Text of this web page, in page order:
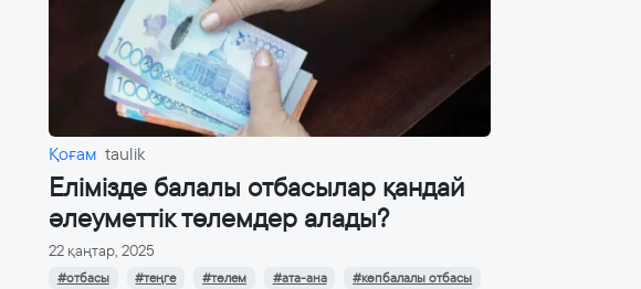
Қоғам taulik
Елімізде балалы отбасылар қандай
әлеуметтік төлемдер алады?
22 қаңтар, 2025
#отбасы #теңге #төлем #ата-ана
#көпбалалы отбасы